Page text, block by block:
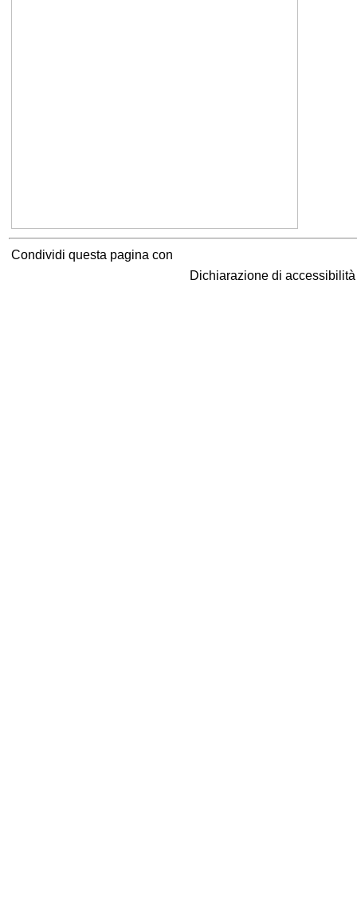
Condividi questa pagina con
Dichiarazione di